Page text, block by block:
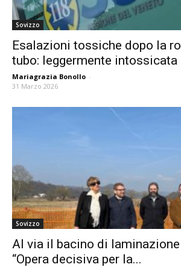
Sovizzo
Esalazioni tossiche dopo la
tubo: leggermente intossicata
Mariagrazia Bonollo -
31 Marzo 2026
Sovizzo
Al via il bacino di laminazione
“Opera decisiva per la...